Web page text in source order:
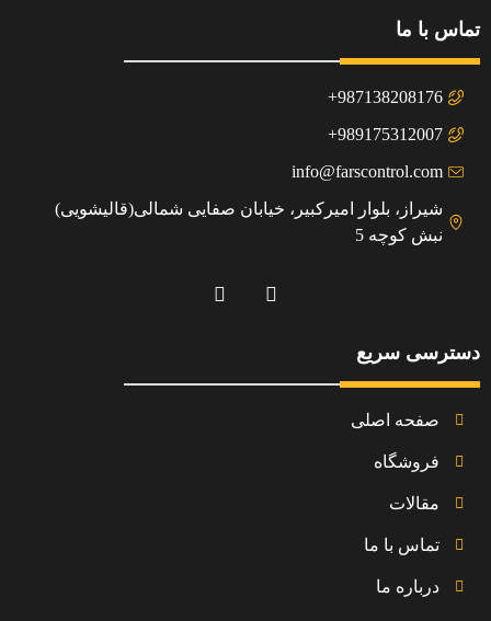
تماس با ما
987138208176+
989175312007+
info@farscontrol.com
شیراز، بلوار امیرکبیر، خیابان صفایی شمالی(قالیشویی)
نبش کوچه 5
دسترسی سریع
صفحه اصلی
فروشگاه
مقالات
تماس با ما
درباره ما